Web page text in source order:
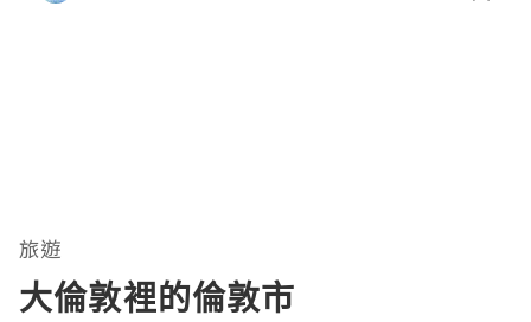
旅遊
大倫敦裡的倫敦市